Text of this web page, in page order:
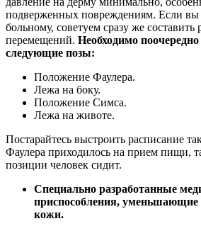
подверженных повреждениям. Если вы
больному, советуем сразу же составить
перемещений. Необходимо поочередно
следующие позы:
Положение Фаулера.
Лежа на боку.
Положение Симса.
Лежа на животе.
Постарайтесь выстроить расписание
Фаулера приходилось на прием пищи,
позиции человек сидит.
Специально разработанные
приспособления, уменьшающие
кожи.